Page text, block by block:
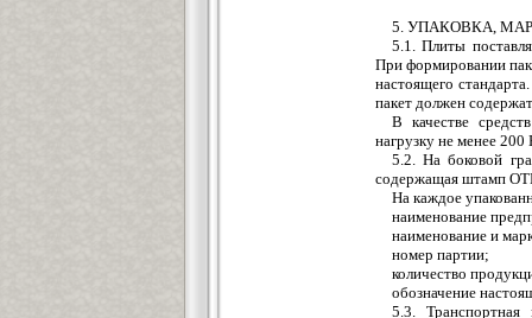
5. УПАКОВКА,
5.1. Плиты
При формировании
настоящего
пакет должен
В качестве
нагрузку не менее 200
5.2. На боковой
содержащая штамп
На каждое
наименование
наименование и
номер партии;
количество
обозначение
5.3.